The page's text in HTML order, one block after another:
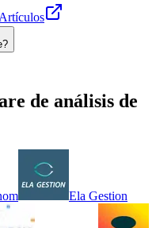
Artículos
de análisis de
Ela Gestion